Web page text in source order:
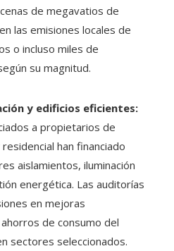
de megavatios de
las emisiones locales de
o incluso miles de
su magnitud.
y edificios eficientes:
a propietarios de
han financiado
aislamientos, iluminación
energética. Las auditorías
en mejoras
de consumo del
sectores seleccionados.